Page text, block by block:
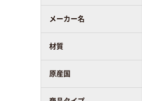
メーカー名
材質
原産国